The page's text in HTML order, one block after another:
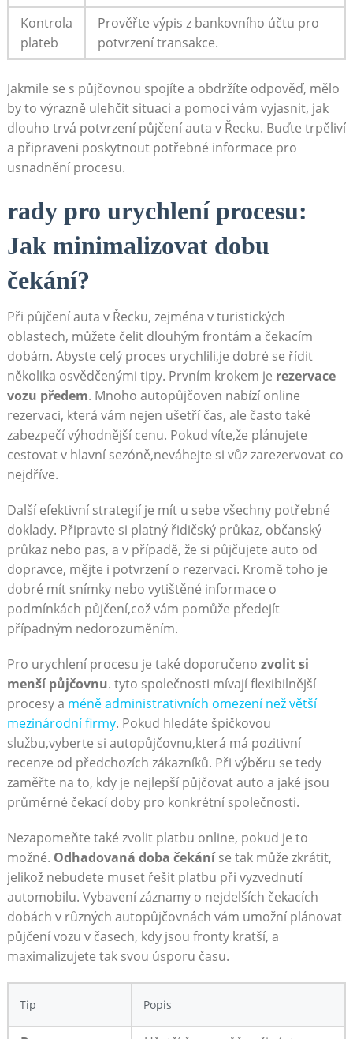
Kontrola
plateb
Prověřte výpis z bankovního účtu pro
potvrzení transakce.
Jakmile se s půjčovnou spojíte a obdržíte odpověď, mělo
by to výrazně ulehčit situaci a pomoci vám vyjasnit, jak
dlouho trvá potvrzení půjčení auta v Řecku. Buďte trpěliví
a připraveni poskytnout potřebné informace pro
usnadnění procesu.
rady pro urychlení procesu:
Jak minimalizovat dobu
čekání?
Při půjčení auta v Řecku, zejména v turistických
oblastech, můžete čelit dlouhým frontám a čekacím
dobám. Abyste celý proces urychlili,je dobré se řídit
několika osvědčenými tipy. Prvním krokem je rezervace
vozu předem. Mnoho autopůjčoven nabízí online
rezervaci, která vám nejen ušetří čas, ale často také
zabezpečí výhodnější cenu. Pokud víte,že plánujete
cestovat v hlavní sezóně,neváhejte si vůz zarezervovat co
nejdříve.
Další efektivní strategií je mít u sebe všechny potřebné
doklady. Připravte si platný řidičský průkaz, občanský
průkaz nebo pas, a v případě, že si půjčujete auto od
dopravce, mějte i potvrzení o rezervaci. Kromě toho je
dobré mít snímky nebo vytištěné informace o
podmínkách půjčení,což vám pomůže předejít
případným nedorozuměním.
Pro urychlení procesu je také doporučeno zvolit si
menší půjčovnu. tyto společnosti mívají flexibilnější
procesy a méně administrativních omezení než větší
mezinárodní firmy. Pokud hledáte špičkovou
službu,vyberte si autopůjčovnu,která má pozitivní
recenze od předchozích zákazníků. Při výběru se tedy
zaměřte na to, kdy je nejlepší půjčovat auto a jaké jsou
průměrné čekací doby pro konkrétní společnosti.
Nezapomeňte také zvolit platbu online, pokud je to
možné. Odhadovaná doba čekáníse tak může zkrátit,
jelikož nebudete muset řešit platbu při vyzvednutí
automobilu. Vybavení záznamy o nejdelších čekacích
dobách v různých autopůjčovnách vám umožní plánovat
půjčení vozu v časech, kdy jsou fronty kratší, a
maximalizujete tak svou úsporu času.
Tip Popis